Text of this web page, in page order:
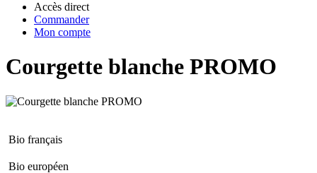
Accès direct
Commander
Mon compte
Courgette blanche PROMO
Bio français
Bio européen